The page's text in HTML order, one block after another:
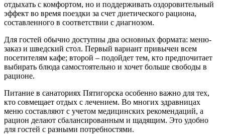
отдыхать с комфортом, но и поддерживать оздоровительный
эффект во время поездки за счет диетического рациона,
составленного в соответствии с диагнозом.
Для гостей обычно доступны два основных формата: меню-
заказ и шведский стол. Первый вариант привычен всем
посетителям кафе; второй – подойдет тем, кто предпочитает
выбирать блюда самостоятельно и хочет больше свободы в
рационе.
Питание в санаториях Пятигорска особенно важно для тех,
кто совмещает отдых с лечением. Во многих здравницах
меню составляют с учетом медицинских рекомендаций, а
рацион делают сбалансированным и щадящим. Это удобно
для гостей с разными потребностями.